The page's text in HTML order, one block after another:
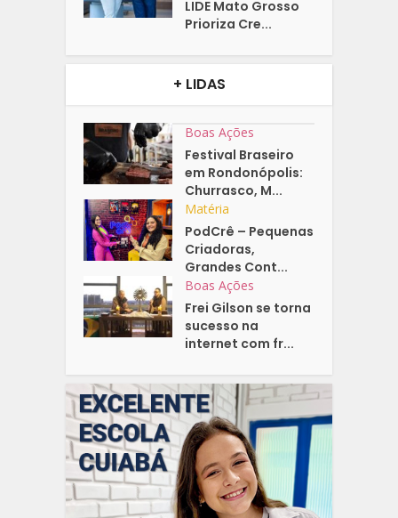
LIDE Mato Grosso
Prioriza Cre...
+ LIDAS
Boas Ações
Festival Braseiro
em Rondonópolis:
Churrasco, M...
Matéria
PodCrê – Pequenas
Criadoras,
Grandes Cont...
Boas Ações
Frei Gilson se torna
sucesso na
internet com fr...